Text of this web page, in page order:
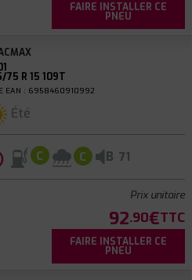
FAIRE INSTALLER CE
PNEU
75 R 15 109T
EAN : 6958460910992
Été
C C B 71
Prix unitaire
92.90€TTC
FAIRE INSTALLER CE
PNEU